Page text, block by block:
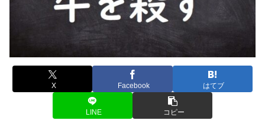
X Facebook はてブ
LINE コピー